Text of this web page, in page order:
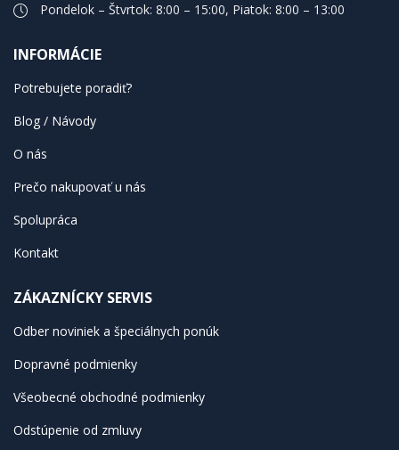
Pondelok – Štvrtok: 8:00 – 15:00, Piatok: 8:00 – 13:00
INFORMÁCIE
Potrebujete poradiť?
Blog / Návody
O nás
Prečo nakupovať u nás
Spolupráca
Kontakt
ZÁKAZNÍCKY SERVIS
Odber noviniek a špeciálnych ponúk
Dopravné podmienky
Všeobecné obchodné podmienky
Odstúpenie od zmluvy